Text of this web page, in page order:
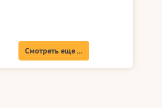
Смотреть еще ...